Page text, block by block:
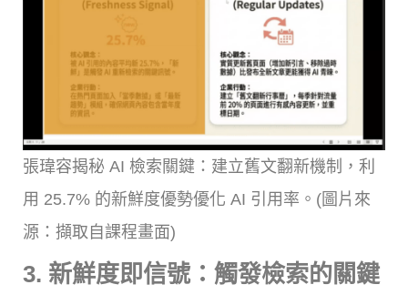
張瑋容揭秘 AI 檢索關鍵：建立舊文翻新機制，利
用 25.7% 的新鮮度優勢優化 AI 引用率。(圖片來
源：擷取自課程畫面)
3. 新鮮度即信號：觸發檢索的關鍵